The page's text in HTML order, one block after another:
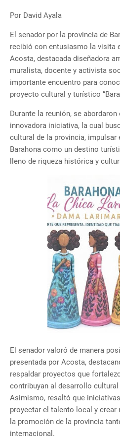
Por David Ayala
El senador por la provincia de
recibió con entusiasmo la visita
Acosta, destacada diseñadora
muralista, docente y activista
importante encuentro para
proyecto cultural y turístico
Durante la reunión, se
innovadora iniciativa, la cual
cultural de la provincia, impulsar
Barahona como un destino
lleno de riqueza histórica y
El senador valoró de manera
presentada por Acosta,
respaldar proyectos que
contribuyan al desarrollo
Asimismo, resaltó que
proyectar el talento local y crear
la promoción de la provincia
internacional.